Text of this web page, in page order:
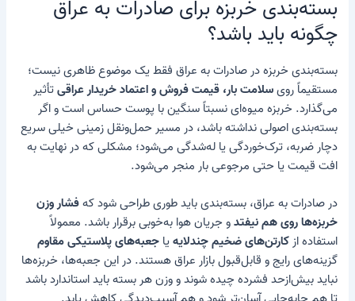
بسته‌بندی خربزه برای صادرات به عراق
چگونه باید باشد؟
بسته‌بندی خربزه در صادرات به عراق فقط یک موضوع ظاهری نیست؛
مستقیماً رویسلامت بار، قیمت فروش و اعتماد خریدار عراقیتأثیر
می‌گذارد. خربزه میوه‌ای نسبتاً سنگین با پوست حساس است و اگر
بسته‌بندی اصولی نداشته باشد، در مسیر حمل‌ونقل زمینی خیلی سریع
دچار ضربه، ترک‌خوردگی یا له‌شدگی می‌شود؛ مشکلی که در نهایت به
افت قیمت یا حتی مرجوعی بار منجر می‌شود.
در صادرات به عراق، بسته‌بندی باید طوری طراحی شود کهفشار وزن
خربزه‌ها روی هم نیفتدو جریان هوا به‌خوبی برقرار باشد. معمولاً
استفاده ازکارتن‌های ضخیم چندلایهیاجعبه‌های پلاستیکی مقاوم
گزینه‌های رایج و قابل‌قبول بازار عراق هستند. در این جعبه‌ها، خربزه‌ها
نباید بیش‌ازحد فشرده چیده شوند و وزن هر بسته باید استاندارد باشد